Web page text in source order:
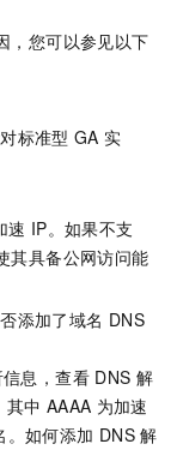
，您可以参见以下
标准型 GA 实
速 IP。如果不支
其具备公网访问能
添加了域名 DNS
息，查看 DNS 解
其中 AAAA 为加速
。如何添加 DNS 解